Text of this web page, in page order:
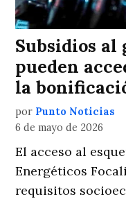
Subsidios al
pueden
la
por Punto Noticias
6 de mayo de 2026
El acceso al
Energéticos
requisitos